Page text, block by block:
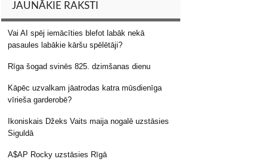
JAUNĀKIE RAKSTI
Vai AI spēj iemācīties blefot labāk nekā
pasaules labākie kāršu spēlētāji?
Rīga šogad svinēs 825. dzimšanas dienu
Kāpēc uzvalkam jāatrodas katra mūsdienīga
vīrieša garderobē?
Ikoniskais Džeks Vaits maija nogalē uzstāsies
Siguldā
A$AP Rocky uzstāsies Rīgā